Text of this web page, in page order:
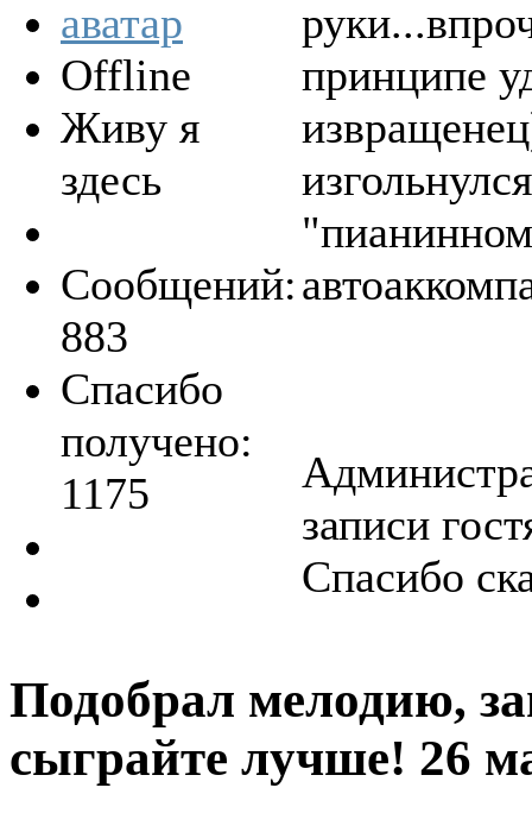
Offline
Живу я
здесь
Сообщений:
883
Спасибо
получено:
1175
принципе
записи
Спасибо
Подобрал мелодию,
сыграйте лучше! 26